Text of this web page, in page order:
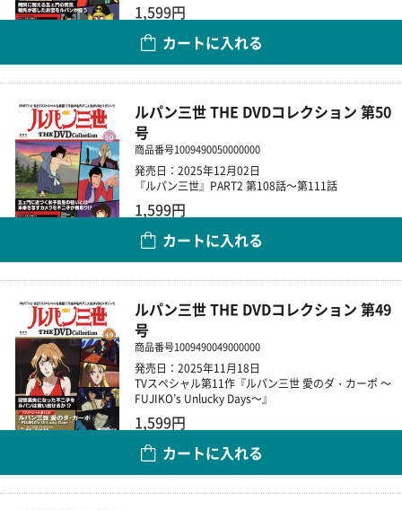
1,599円
カートに入れる
ルパン三世 THE DVDコレクション 第50
号
商品番号1009490050000000
発売日：2025年12月02日
『ルパン三世』PART2 第108話～第111話
1,599円
カートに入れる
ルパン三世 THE DVDコレクション 第49
号
商品番号1009490049000000
発売日：2025年11月18日
TVスペシャル第11作『ルパン三世 愛のダ・カーポ ～
FUJIKO’s Unlucky Days～』
1,599円
カートに入れる